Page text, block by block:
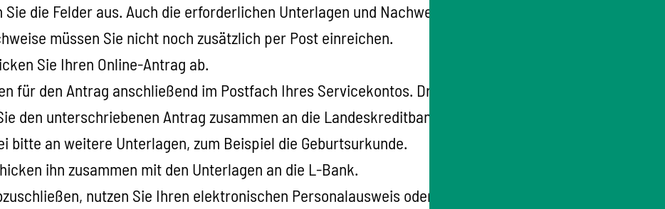
die Felder aus. Auch die erforderlichen Unterlagen und Nachweise können Sie elektronisch
müssen Sie nicht noch zusätzlich per Post einreichen.
Sie Ihren Online-Antrag ab.
für den Antrag anschließend im Postfach Ihres Servicekontos. Drucken Sie diese aus.
den unterschriebenen Antrag zusammen an die Landeskreditbank Baden-Württemberg-
bitte an weitere Unterlagen, zum Beispiel die Geburtsurkunde.
ihn zusammen mit den Unterlagen an die L-Bank.
nutzen Sie Ihren elektronischen Personalausweis oder Aufenthaltstitel, um Ihr